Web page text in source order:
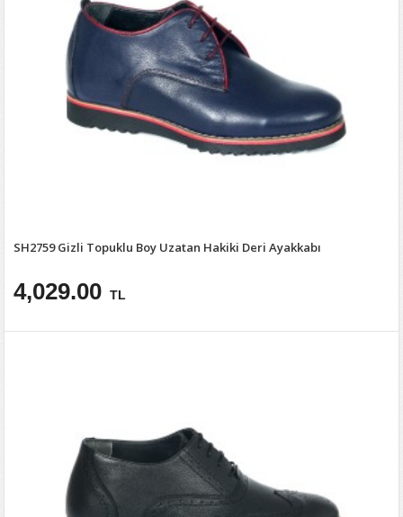
SH2759 Gizli Topuklu Boy Uzatan Hakiki Deri Ayakkabı
4,029.00 TL